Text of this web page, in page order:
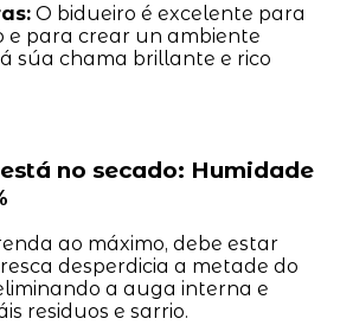
O bidueiro é excelente para
e para crear un ambiente
súa chama brillante e rico
no secado: Humidade
ao máximo, debe estar
desperdicia a metade do
a auga interna e
residuos e sarrio.